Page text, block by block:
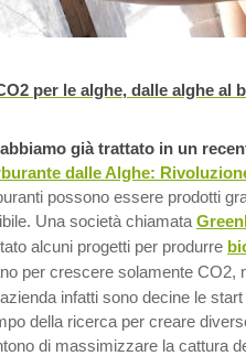
per le alghe, dalle alghe al
già trattato in un
dalle Alghe:
possono essere prodotti
Una società chiamata
alcuni progetti per produrre
per crescere solamente CO2,
azienda infatti sono decine le
della ricerca per creare
di massimizzare la cattura